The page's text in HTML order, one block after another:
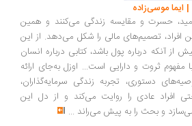
موسی‌زاده
حسرت و مقایسه زندگی می‌کنند و همین
افراد، تصمیم‌های مالی را شکل می‌دهد. از این
از آنکه درباره پول باشد، کتابی درباره انسان
مفهوم ثروت و دارایی است... اوزل به‌جای ارائه
دستوری، تجربه زندگی سرمایه‌گذاران،
حتی افراد عادی را روایت می‌کند و از دل این
و بحث را به پیش می‌راند ...